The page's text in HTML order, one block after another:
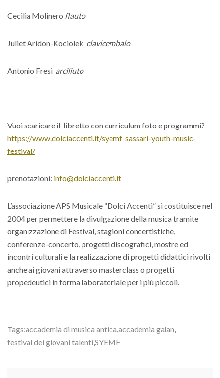
Cecilia Molinero flauto
Juliet Aridon-Kociolek clavicembalo
Antonio Fresi arciliuto
Vuoi scaricare il libretto con curriculum foto e programmi?
https://www.dolciaccenti.it/syemf-sassari-youth-music-
festival/
prenotazioni: info@dolciaccenti.it
L’associazione APS Musicale “Dolci Accenti” si costituisce nel
2004 per permettere la divulgazione della musica tramite
organizzazione di Festival, stagioni concertistiche,
conferenze-concerto, progetti discografici, mostre ed
incontri culturali e la realizzazione di progetti didattici rivolti
anche ai giovani attraverso masterclass o progetti
propedeutici in forma laboratoriale per i più piccoli.
Tags:accademia di musica antica,accademia galan,
festival dei giovani talenti,SYEMF